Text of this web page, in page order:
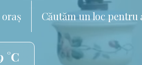
Căutăm un loc pentru
°C